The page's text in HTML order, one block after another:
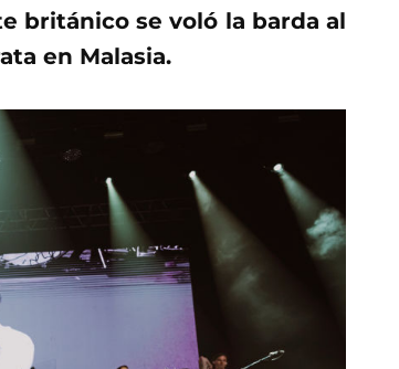
británico se voló la barda al
en Malasia.